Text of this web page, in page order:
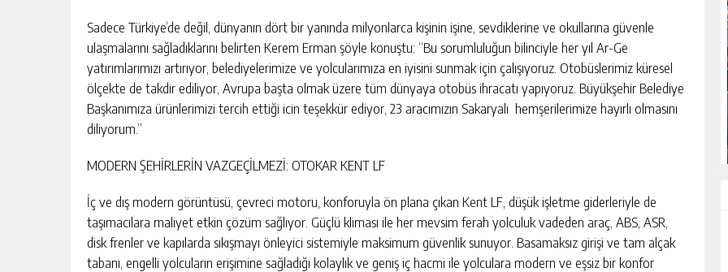
Sadece Türkiye’de değil, dünyanın dört bir yanında milyonlarca kişinin işine, sevdiklerine ve okullarına güvenle
ulaşmalarını sağladıklarını belirten Kerem Erman şöyle konuştu: “Bu sorumluluğun bilinciyle her yıl Ar-Ge
yatırımlarımızı artırıyor, belediyelerimize ve yolcularımıza en iyisini sunmak için çalışıyoruz. Otobüslerimiz küresel
ölçekte de takdir ediliyor, Avrupa başta olmak üzere tüm dünyaya otobüs ihracatı yapıyoruz. Büyükşehir Belediye
Başkanımıza ürünlerimizi tercih ettiği icin teşekkür ediyor, 23 aracımızın Sakaryalı hemşerilerimize hayırlı olmasını
diliyorum.”
MODERN ŞEHİRLERİN VAZGEÇİLMEZİ: OTOKAR KENT LF
İç ve dış modern görüntüsü, çevreci motoru, konforuyla ön plana çıkan Kent LF, düşük işletme giderleriyle de
taşımacılara maliyet etkin çözüm sağlıyor. Güçlü kliması ile her mevsim ferah yolculuk vadeden araç, ABS, ASR,
disk frenler ve kapılarda sıkışmayı önleyici sistemiyle maksimum güvenlik sunuyor. Basamaksız girişi ve tam alçak
tabanı, engelli yolcuların erişimine sağladığı kolaylık ve geniş iç hacmi ile yolculara modern ve eşsiz bir konfor